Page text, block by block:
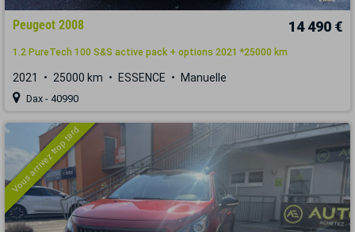
Peugeot 2008 14 490 €
1.2 PureTech 100 S&S active pack + options 2021 *25000 km
2021 25000 km ESSENCE Manuelle
Dax - 40990
Vous arrivez trop tard